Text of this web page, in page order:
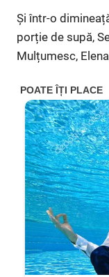
Și într-o
porție de supă,
Mulțumesc,